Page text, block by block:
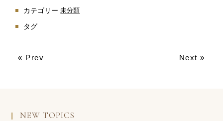
カテゴリー 未分類
タグ
« Prev Next »
NEW TOPICS